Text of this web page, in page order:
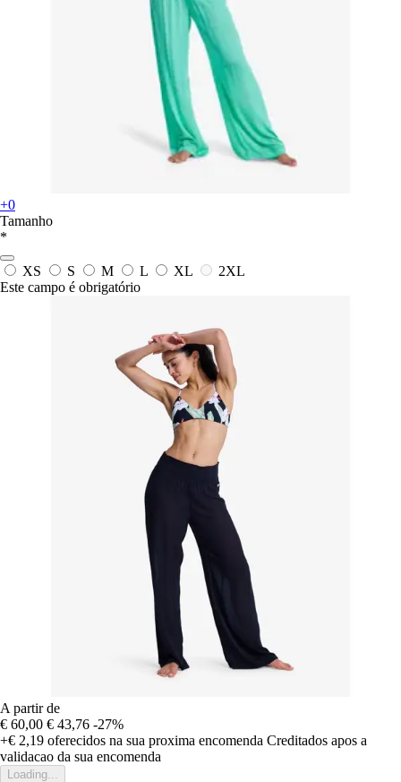
+0
Tamanho
*
XS S M L XL
2XL
Este campo é obrigatório
A partir de
€ 60,00 € 43,76 -27%
+€ 2,19 oferecidos na sua proxima encomenda Creditados apos a
validacao da sua encomenda
Loading...